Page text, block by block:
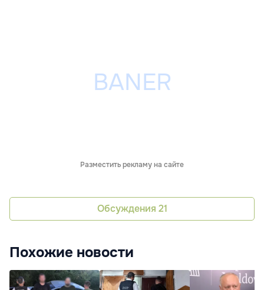
Разместить рекламу на сайте
Обсуждения 21
Похожие новости